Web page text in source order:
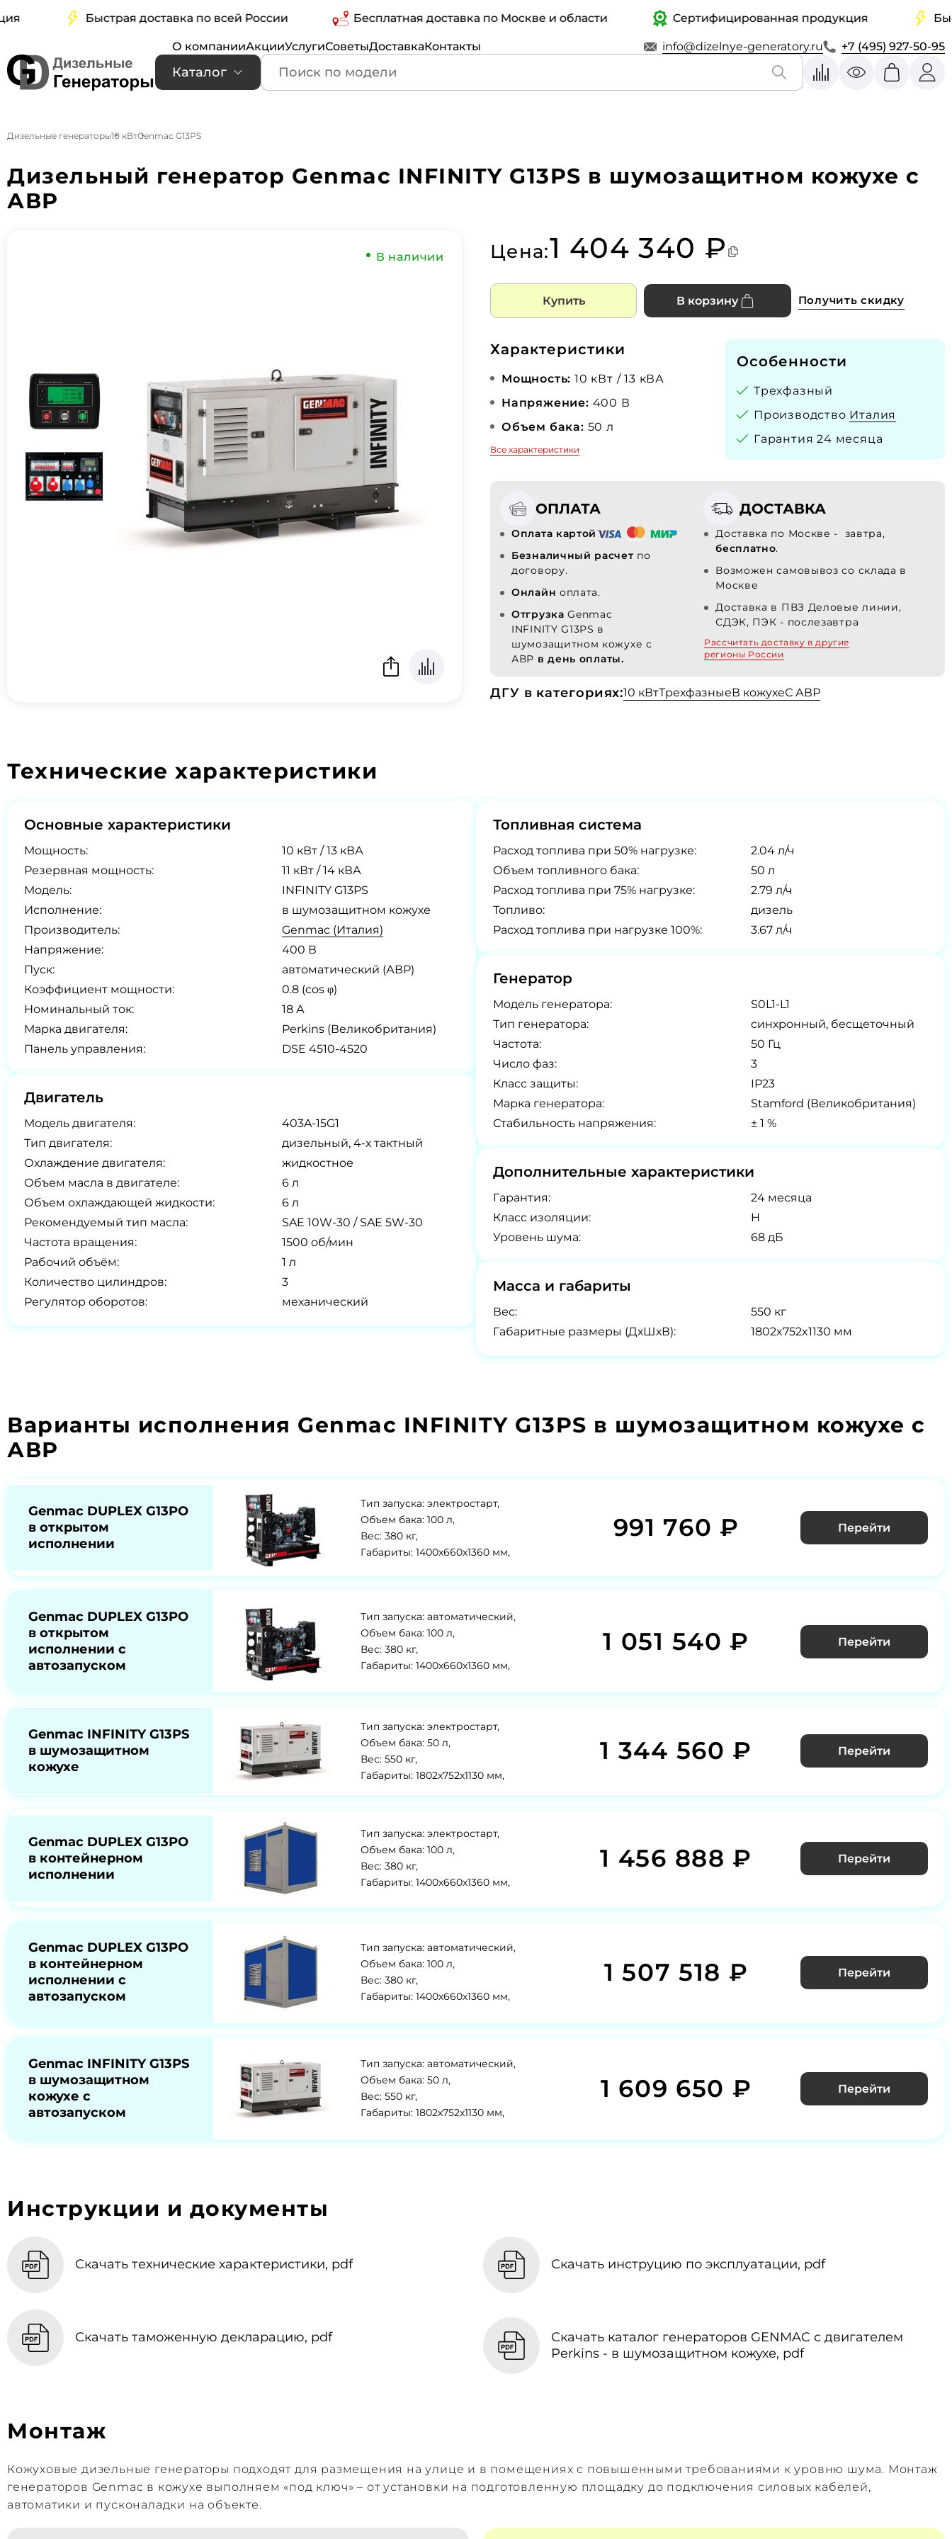
Быстрая доставка по всей России Бесплатная доставка по Москве и области Сертифицированная продукция
О компанииАкцииУслугиСоветыДоставкаКонтакты info@dizelnye-generatory.ru +7 (495) 927-50-95
Каталог
Дизельные генераторы10 кВтGenmac G13PS
Дизельный генератор Genmac INFINITY G13PS в шумозащитном кожухе с
АВР
В наличии Цена:1 404 340 ₽
Купить В корзину Получить скидку
Характеристики
Мощность: 10 кВт / 13 кВА
Напряжение: 400 В
Объем бака: 50 л
Все характеристики
Особенности
Трехфазный
Производство Италия
Гарантия 24 месяца
ОПЛАТА
Оплата картой
Безналичный расчет по
договору.
Онлайн оплата.
Отгрузка Genmac
INFINITY G13PS в
шумозащитном кожухе с
АВР в день оплаты.
ДОСТАВКА
Доставка по Москве - завтра,
бесплатно.
Возможен самовывоз со склада в
Москве
Доставка в ПВЗ Деловые линии,
СДЭК, ПЭК - послезавтра
Рассчитать доставку в другие
регионы России
ДГУ в категориях:10 кВтТрехфазныеВ кожухеС АВР
Технические характеристики
Основные характеристики
Мощность:
10 кВт / 13 кВА
Резервная мощность:
11 кВт / 14 кВА
Модель:
INFINITY G13PS
Исполнение:
в шумозащитном кожухе
Производитель:
Genmac (Италия)
Напряжение:
400 В
Пуск:
автоматический (АВР)
Коэффициент мощности:
0.8 (cos φ)
Номинальный ток:
18 А
Марка двигателя:
Perkins (Великобритания)
Панель управления:
DSE 4510-4520
Двигатель
Модель двигателя:
403A-15G1
Тип двигателя:
дизельный, 4-х тактный
Охлаждение двигателя:
жидкостное
Объем масла в двигателе:
6 л
Объем охлаждающей жидкости:
6 л
Рекомендуемый тип масла:
SAE 10W-30 / SAE 5W-30
Частота вращения:
1500 об/мин
Рабочий объём:
1 л
Количество цилиндров:
3
Регулятор оборотов:
механический
Топливная система
Расход топлива при 50% нагрузке:
2.04 л/ч
Объем топливного бака:
50 л
Расход топлива при 75% нагрузке:
2.79 л/ч
Топливо:
дизель
Расход топлива при нагрузке 100%:
3.67 л/ч
Генератор
Модель генератора:
S0L1-L1
Tип генератора:
синхронный, бесщеточный
Частота:
50 Гц
Число фаз:
3
Класс защиты:
IP23
Марка генератора:
Stamford (Великобритания)
Стабильность напряжения:
± 1 %
Дополнительные характеристики
Гарантия:
24 месяца
Класс изоляции:
H
Уровень шума:
68 дБ
Масса и габариты
Вес:
550 кг
Габаритные размеры (ДхШхВ):
1802x752x1130 мм
Варианты исполнения Genmac INFINITY G13PS в шумозащитном кожухе с
АВР
Genmac DUPLEX G13PO
в открытом
исполнении
Тип запуска: электростарт,
Объем бака: 100 л,
Вес: 380 кг,
Габариты: 1400x660x1360 мм,
991 760 ₽ Перейти
Genmac DUPLEX G13PO
в открытом
исполнении с
автозапуском
Тип запуска: автоматический,
Объем бака: 100 л,
Вес: 380 кг,
Габариты: 1400x660x1360 мм,
1 051 540 ₽ Перейти
Genmac INFINITY G13PS
в шумозащитном
кожухе
Тип запуска: электростарт,
Объем бака: 50 л,
Вес: 550 кг,
Габариты: 1802x752x1130 мм,
1 344 560 ₽ Перейти
Genmac DUPLEX G13PO
в контейнерном
исполнении
Тип запуска: электростарт,
Объем бака: 100 л,
Вес: 380 кг,
Габариты: 1400x660x1360 мм,
1 456 888 ₽ Перейти
Genmac DUPLEX G13PO
в контейнерном
исполнении с
автозапуском
Тип запуска: автоматический,
Объем бака: 100 л,
Вес: 380 кг,
Габариты: 1400x660x1360 мм,
1 507 518 ₽ Перейти
Genmac INFINITY G13PS
в шумозащитном
кожухе с
автозапуском
Тип запуска: автоматический,
Объем бака: 50 л,
Вес: 550 кг,
Габариты: 1802x752x1130 мм,
1 609 650 ₽ Перейти
Инструкции и документы
Скачать технические характеристики, pdf Скачать инструцию по эксплуатации, pdf
Скачать таможенную декларацию, pdf
Скачать каталог генераторов GENMAC с двигателем
Perkins - в шумозащитном кожухе, pdf
Монтаж
Кожуховые дизельные генераторы подходят для размещения на улице и в помещениях с повышенными требованиями к уровню шума. Монтаж
генераторов Genmac в кожухе выполняем «под ключ» – от установки на подготовленную площадку до подключения силовых кабелей,
автоматики и пусконаладки на объекте.